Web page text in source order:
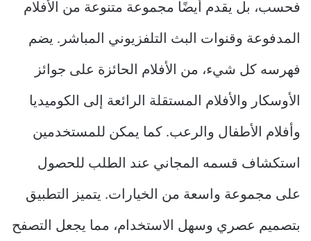
فحسب، بل يقدم أيضًا مجموعة متنوعة من الأفلام
المدفوعة وقنوات البث التلفزيوني المباشر. يضم
فهرسه كل شيء، من الأفلام الحائزة على جوائز
الأوسكار والأفلام المستقلة الرائعة إلى الكوميديا ​​
وأفلام الأطفال والرعب. كما يمكن للمستخدمين
استكشاف قسمه المجاني عند الطلب للحصول
على مجموعة واسعة من الخيارات. يتميز التطبيق
بتصميم عصري وسهل الاستخدام، مما يجعل التصفح